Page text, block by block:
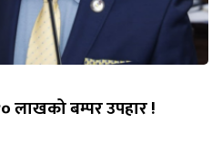
लाखको बम्पर उपहार !